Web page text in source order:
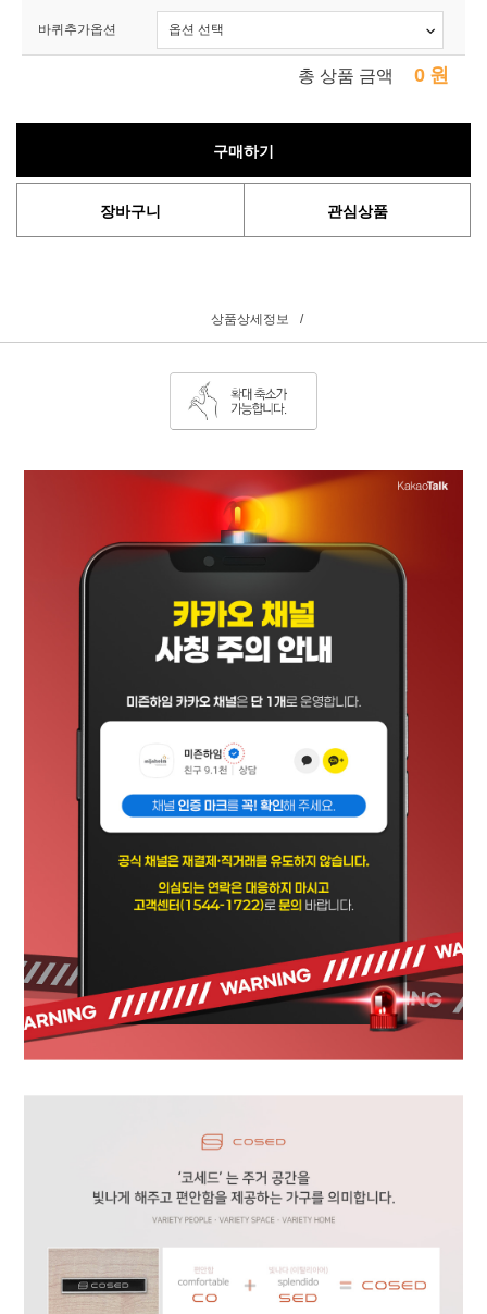
바퀴추가옵션
총 상품 금액 0 원
구매하기
장바구니 관심상품
상품상세정보